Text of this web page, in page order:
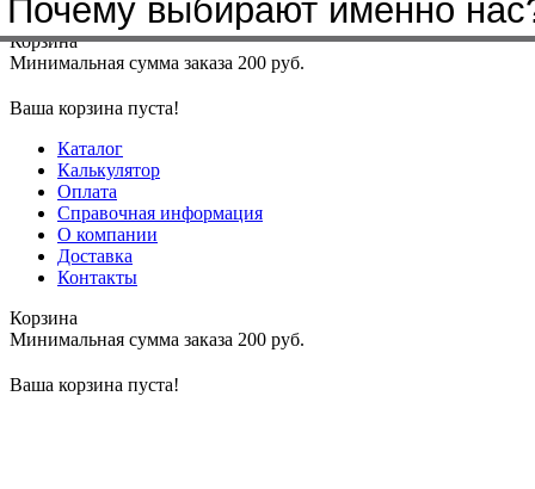
Меню+7(4912)50-37-50sbit@krep62.ru
Корзина
Минимальная сумма заказа 200 руб.
Ваша корзина пуста!
Каталог
Калькулятор
Оплата
Справочная информация
О компании
Доставка
Контакты
Корзина
Минимальная сумма заказа 200 руб.
Ваша корзина пуста!
Почему выбирают именно